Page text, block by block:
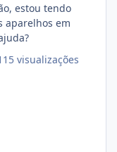
estou tendo
aparelhos em
visualizações